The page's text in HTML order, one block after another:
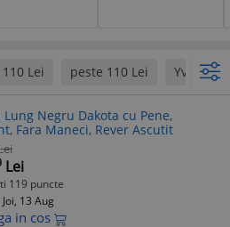
Lei peste 110 Lei Yves
Lung Negru Dakota cu Pene,
Fara Maneci, Rever Ascutit
Lei
119 puncte
Joi, 13 Aug
in cos